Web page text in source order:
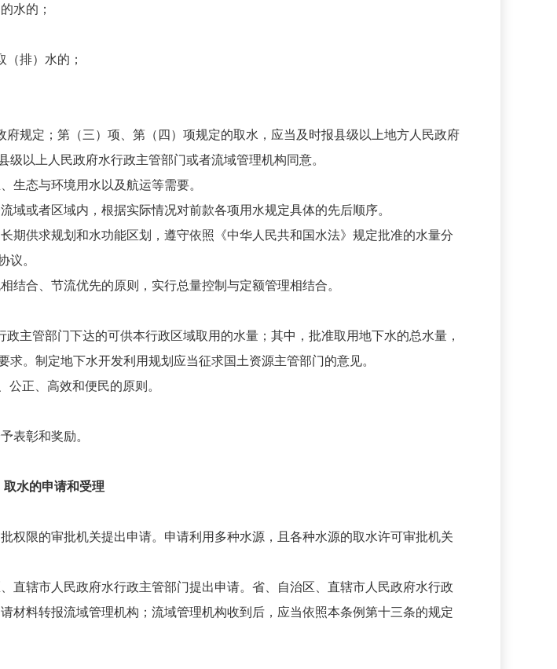
水的；
排）水的；
规定；第（三）项、第（四）项规定的取水，应当及时报县级以上地方人民政府
以上人民政府水行政主管部门或者流域管理机构同意。
态与环境用水以及航运等需要。
或者区域内，根据实际情况对前款各项用水规定具体的先后顺序。
供求规划和水功能区划，遵守依照《中华人民共和国水法》规定批准的水量分
。
合、节流优先的原则，实行总量控制与定额管理相结合。
主管部门下达的可供本行政区域取用的水量；其中，批准取用地下水的总水量，
。制定地下水开发利用规划应当征求国土资源主管部门的意见。
正、高效和便民的原则。
表彰和奖励。
水的申请和受理
限的审批机关提出申请。申请利用多种水源，且各种水源的取水许可审批机关
辖市人民政府水行政主管部门提出申请。省、自治区、直辖市人民政府水行政
材料转报流域管理机构；流域管理机构收到后，应当依照本条例第十三条的规定